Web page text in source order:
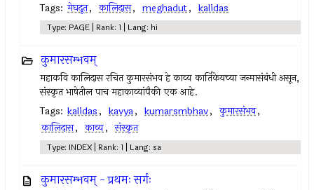
Tags: मेघदूत, कालिदास, meghadut, kalidas
Type: PAGE | Rank: 1 | Lang: hi
कुमारसम्भवम्
महाकवि कालिदास रचित कुमारसंभव हे काव्य कार्तिकेयच्या जन्मासंबंधी असून,
संस्कृत भाषेतील पाच महाकाव्यांपैकी एक आहे.
Tags: kalidas, kavya, kumarsmbhav, कुमारसंभव,
कालिदास, काव्य, संस्कृत
Type: INDEX | Rank: 1 | Lang: sa
कुमारसम्भवम् - प्रथमः सर्गः